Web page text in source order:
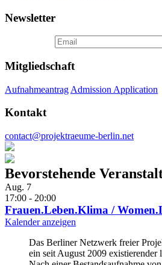
Newsletter
Mitgliedschaft
Aufnahmeantrag Admission Application
Kontakt
contact@projektraeume-berlin.net
Bevorstehende
Aug. 7
17:00 - 20:00
Frauen.Leben.Klima /
Kalender anzeigen
Das Berliner Netzwerk freier
ein seit August 2009 existierender